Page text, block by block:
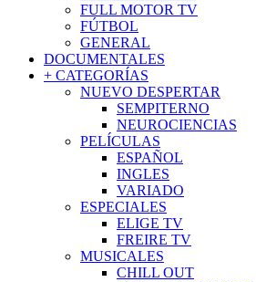
FULL MOTOR TV
FÚTBOL
GENERAL
DOCUMENTALES
+ CATEGORÍAS
NUEVO DESPERTAR
SEMPITERNO
NEUROCIENCIAS
PELÍCULAS
ESPAÑOL
INGLES
VARIADO
ESPECIALES
ELIGE TV
FREIRE TV
MUSICALES
CHILL OUT